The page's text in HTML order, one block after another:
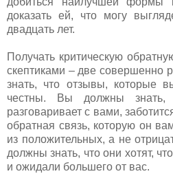
доказать ей, что могу
двадцать лет.
Получать критическую
скептиками – две
знать, что отзывы, которые
честны. Вы должны знать,
разговаривает с вами,
обратная связь, которую он
из положительных, а не
должны знать, что они хотят,
и ожидали большего от вас.